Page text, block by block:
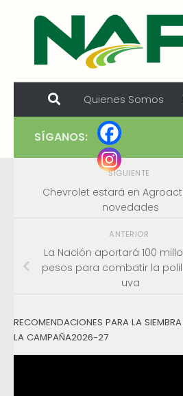
Skip to content
Quienes Somos
SÍGANOS:
SIGUIENTE
Chevrolet estará en
novedades
ANTERIOR
La Nación aportará 100
pesos para combatir la
uva
RECOMENDACIONES PARA LA
LA CAMPAÑA2026-27